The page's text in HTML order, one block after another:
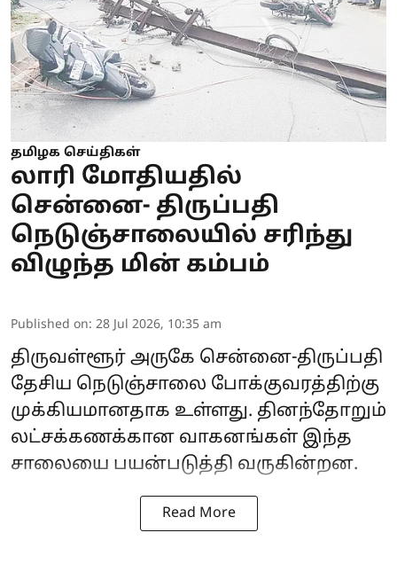
தமிழக செய்திகள்
லாரி மோதியதில்
சென்னை- திருப்பதி
நெடுஞ்சாலையில் சரிந்து
விழுந்த மின் கம்பம்
Published on: 28 Jul 2026, 10:35 am
திருவள்ளூர் அருகே சென்னை-திருப்பதி
தேசிய நெடுஞ்சாலை போக்குவரத்திற்கு
முக்கியமானதாக உள்ளது. தினந்தோறும்
லட்சக்கணக்கான வாகனங்கள் இந்த
சாலையை பயன்படுத்தி வருகின்றன.
Read More